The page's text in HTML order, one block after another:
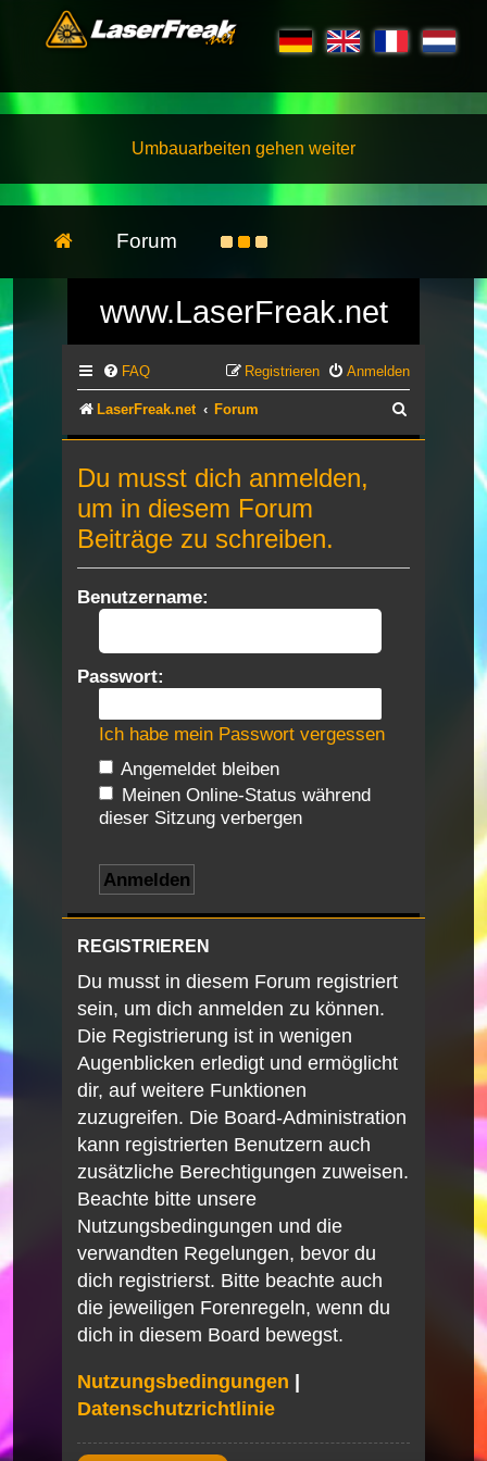
Umbauarbeiten gehen weiter
Forum
www.LaserFreak.net
FAQ Anmelden
Registrieren
LaserFreak.net Forum
Du musst dich anmelden,
um in diesem Forum
Beiträge zu schreiben.
Benutzername:
Passwort:
Ich habe mein Passwort vergessen
Angemeldet bleiben
Meinen Online-Status während
dieser Sitzung verbergen
REGISTRIEREN
Du musst in diesem Forum registriert
sein, um dich anmelden zu können.
Die Registrierung ist in wenigen
Augenblicken erledigt und ermöglicht
dir, auf weitere Funktionen
zuzugreifen. Die Board-Administration
kann registrierten Benutzern auch
zusätzliche Berechtigungen zuweisen.
Beachte bitte unsere
Nutzungsbedingungen und die
verwandten Regelungen, bevor du
dich registrierst. Bitte beachte auch
die jeweiligen Forenregeln, wenn du
dich in diesem Board bewegst.
Nutzungsbedingungen |
Datenschutzrichtlinie